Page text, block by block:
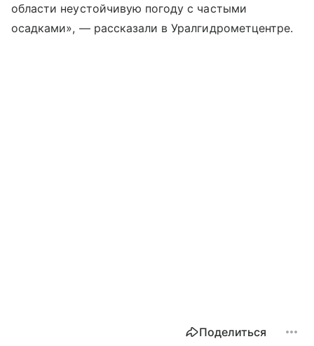
области неустойчивую погоду с частыми
осадками», — рассказали в Уралгидрометцентре.
Поделиться